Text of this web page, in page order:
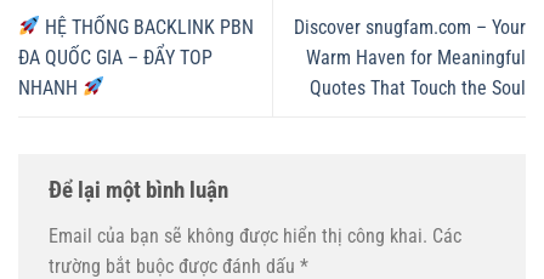
HỆ THỐNG BACKLINK PBN
ĐA QUỐC GIA – ĐẨY TOP
NHANH
Discover snugfam.com – Your
Warm Haven for Meaningful
Quotes That Touch the Soul
Để lại một bình luận
Email của bạn sẽ không được hiển thị công khai. Các
trường bắt buộc được đánh dấu *